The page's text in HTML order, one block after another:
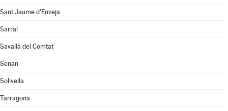
Sant Jaume d'Enveja
Sarral
Savallà del Comtat
Senan
Solivella
Tarragona